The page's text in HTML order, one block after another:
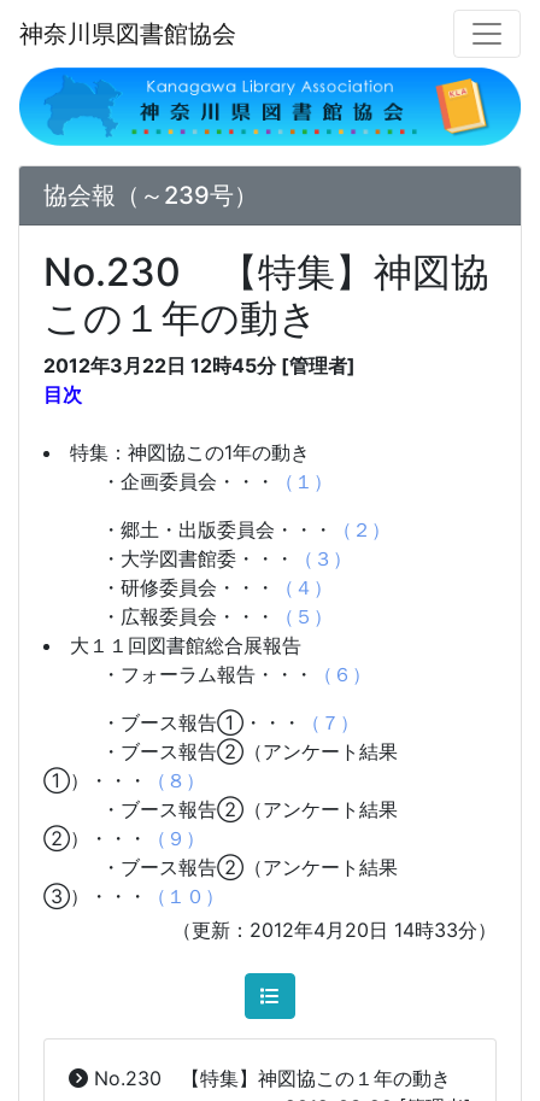
神奈川県図書館協会
協会報（～239号）
No.230 【特集】神図協
この１年の動き
2012年3月22日 12時45分 [管理者]
目次
特集：神図協この1年の動き
・企画委員会 ・・・
（１）
・郷土・出版委員会 ・・・
（２）
・大学図書館委 ・・・
（３）
・研修委員会 ・・・
（４）
・広報委員会 ・・・
（５）
大１１回図書館総合展報告
・フォーラム報告 ・・・
（６）
・ブース報告① ・・・
（７）
・ブース報告②（アンケート結果
①）
・・・
（８）
・ブース報告②（アンケート結果
②）
・・・
（９）
・ブース報告②（アンケート結果
③）
・・・
（１０）
（更新：2012年4月20日 14時33分）
No.230 【特集】神図協この１年の動き